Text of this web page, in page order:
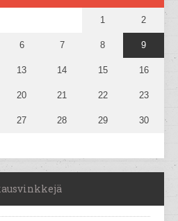
1 2
6 7 8 9
13 14 15 16
20 21 22 23
27 28 29 30